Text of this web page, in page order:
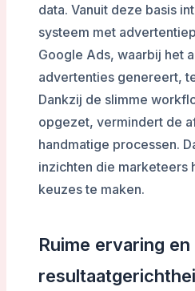
data. Vanuit deze basis
systeem met
Google Ads, waarbij het
advertenties genereert,
Dankzij de slimme
opgezet, vermindert de
handmatige processen.
inzichten die marketeers
keuzes te maken.
Ruime ervaring en